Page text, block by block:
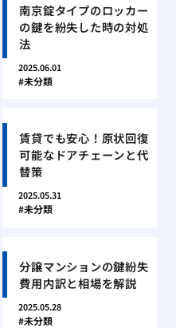
南京錠タイプのロッカー
の鍵を紛失した時の対処
法
2025.06.01
未分類
賃貸でも安心！原状回復
可能なドアチェーンと代
替策
2025.05.31
未分類
分譲マンションの鍵紛失
費用内訳と相場を解説
2025.05.28
未分類